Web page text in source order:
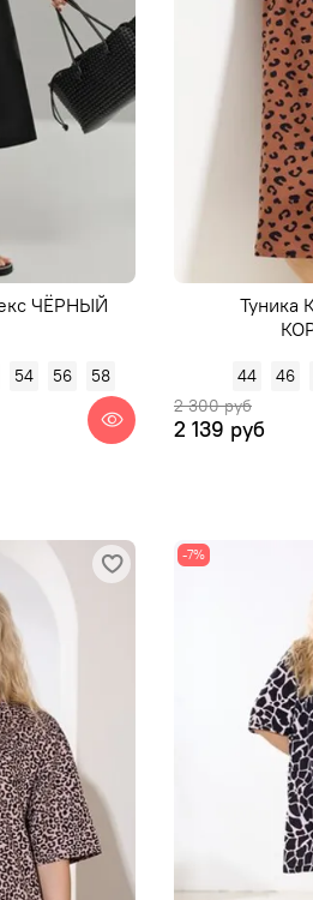
ЧЁРНЫЙ
54 56
58
Туника
44 46
2 300 руб
2 139 руб
-7%